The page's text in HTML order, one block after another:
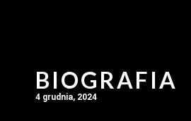
BIOGRAFIA
4 grudnia, 2024